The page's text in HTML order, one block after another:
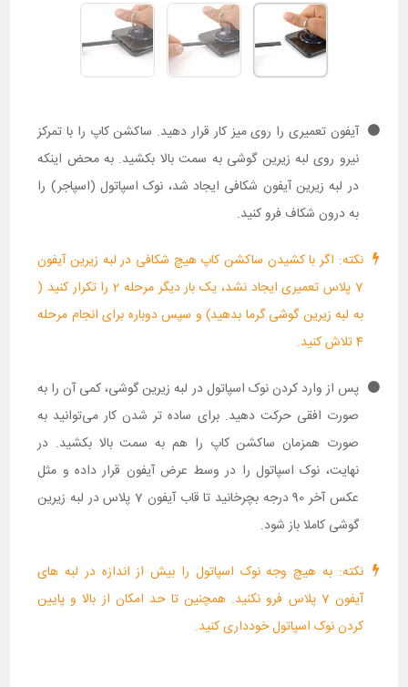
آیفون تعمیری را روی میز کار قرار دهید. ساکشن کاپ را با تمرکز
نیرو روی لبه زیرین گوشی به سمت بالا بکشید. به محض اینکه
در لبه زیرین آیفون شکافی ایجاد شد، نوک اسپاتول (اسپاجر) را
به درون شکاف فرو کنید.
نکته: اگر با کشیدن ساکشن کاپ هیچ شکافی در لبه زیرین آیفون
7 پلاس تعمیری ایجاد نشد، یک بار دیگر مرحله 2 را تکرار کنید (
به لبه زیرین گوشی گرما بدهید) و سپس دوباره برای انجام مرحله
4 تلاش کنید.
پس از وارد کردن نوک اسپاتول در لبه زیرین گوشی، کمی آن را به
صورت افقی حرکت دهید. برای ساده تر شدن کار می‌توانید به
صورت همزمان ساکشن کاپ را هم به سمت بالا بکشید. در
نهایت، نوک اسپاتول را در وسط عرض آیفون قرار داده و مثل
عکس آخر 90 درجه بچرخانید تا قاب آیفون 7 پلاس در لبه زیرین
گوشی کاملا باز شود.
نکته: به هیچ وجه نوک اسپاتول را بیش از اندازه در لبه های
آیفون 7 پلاس فرو نکنید. همچنین تا حد امکان از بالا و پایین
کردن نوک اسپاتول خودداری کنید.